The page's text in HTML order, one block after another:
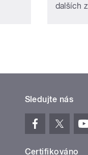
dalších
Sledujte nás
Certifikováno